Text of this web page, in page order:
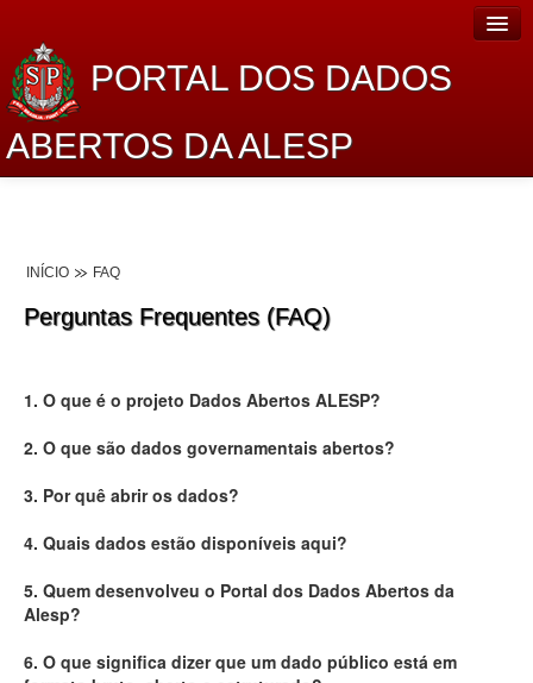
PORTAL DOS DADOS
ABERTOS DA ALESP
Lei de Acesso à Informação
Administração
Legislação
INÍCIO FAQ
Perguntas Frequentes (FAQ)
1. O que é o projeto Dados Abertos ALESP?
2. O que são dados governamentais abertos?
3. Por quê abrir os dados?
4. Quais dados estão disponíveis aqui?
5. Quem desenvolveu o Portal dos Dados Abertos da
Alesp?
6. O que significa dizer que um dado público está em